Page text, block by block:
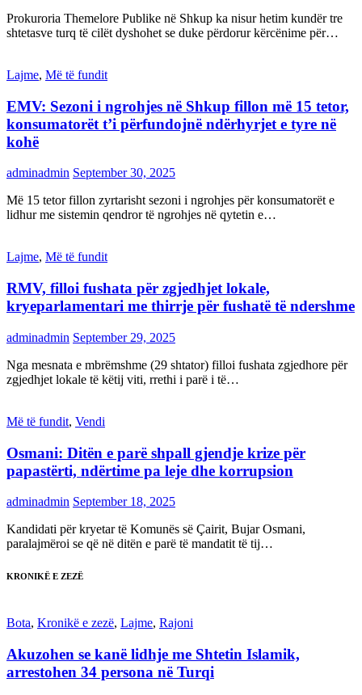
Prokuroria Themelore Publike në Shkup ka nisur hetim kundër tre
shtetasve turq të cilët dyshohet se duke përdorur kërcënime për…
Lajme, Më të fundit
EMV: Sezoni i ngrohjes në Shkup fillon më 15 tetor,
konsumatorët t’i përfundojnë ndërhyrjet e tyre në
kohë
adminadmin September 30, 2025
Më 15 tetor fillon zyrtarisht sezoni i ngrohjes për konsumatorët e
lidhur me sistemin qendror të ngrohjes në qytetin e…
Lajme, Më të fundit
RMV, filloi fushata për zgjedhjet lokale,
kryeparlamentari me thirrje për fushatë të ndershme
adminadmin September 29, 2025
Nga mesnata e mbrëmshme (29 shtator) filloi fushata zgjedhore për
zgjedhjet lokale të këtij viti, rrethi i parë i të…
Më të fundit, Vendi
Osmani: Ditën e parë shpall gjendje krize për
papastërti, ndërtime pa leje dhe korrupsion
adminadmin September 18, 2025
Kandidati për kryetar të Komunës së Çairit, Bujar Osmani,
paralajmëroi se që në ditën e parë të mandatit të tij…
KRONIKË E ZEZË
Bota, Kronikë e zezë, Lajme, Rajoni
Akuzohen se kanë lidhje me Shtetin Islamik,
arrestohen 34 persona në Turqi